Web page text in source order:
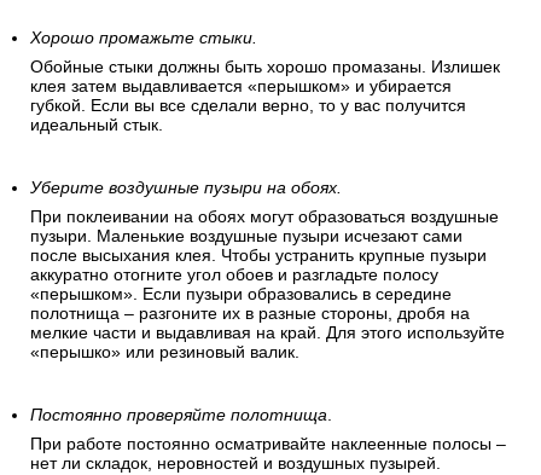
Хорошо промажьте стыки.
Обойные стыки должны быть хорошо промазаны. Излишек
клея затем выдавливается «перышком» и убирается
губкой. Если вы все сделали верно, то у вас получится
идеальный стык.
Уберите воздушные пузыри на обоях.
При поклеивании на обоях могут образоваться воздушные
пузыри. Маленькие воздушные пузыри исчезают сами
после высыхания клея. Чтобы устранить крупные пузыри
аккуратно отогните угол обоев и разгладьте полосу
«перышком». Если пузыри образовались в середине
полотнища – разгоните их в разные стороны, дробя на
мелкие части и выдавливая на край. Для этого используйте
«перышко» или резиновый валик.
Постоянно проверяйте полотнища.
При работе постоянно осматривайте наклеенные полосы –
нет ли складок, неровностей и воздушных пузырей.